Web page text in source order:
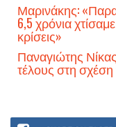
Μαρινάκης:
6,5 χρόνια
κρίσεις»
Παναγιώτης
τέλους στη σχέση